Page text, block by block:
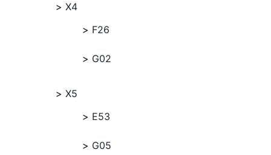
X4
F26
G02
X5
E53
G05